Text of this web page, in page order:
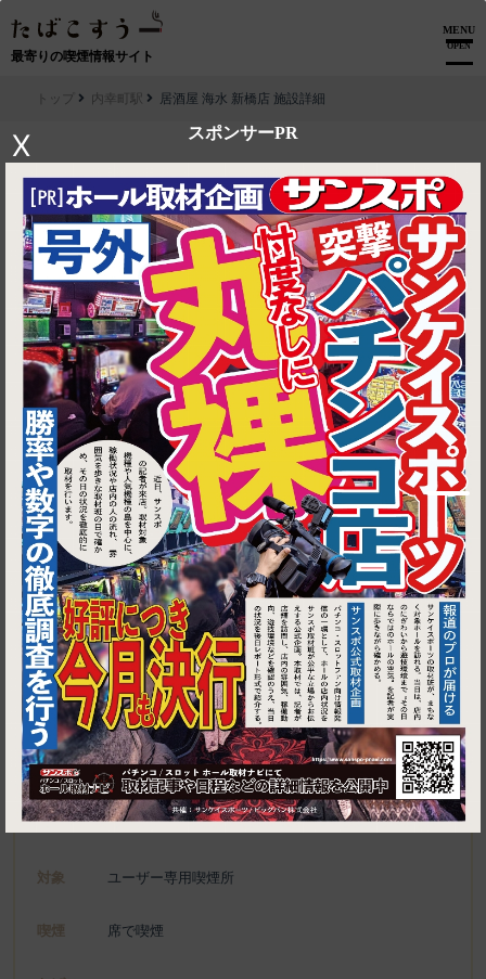
最寄りの喫煙情報サイト
MENU
OPEN
スポンサーPR
X
1
トップ 内幸町駅 居酒屋 海水 新橋店 施設詳細
▶ ルートを見る
内幸町駅│居酒屋 海水 新橋店
東京都港区新橋2-8-16 石田ビル 1F
施設名 居酒屋 海水 新橋店
電話 050-5600-7847
種別 ユーザー専用喫煙所、喫煙可能施設
対象 ユーザー専用喫煙所
喫煙 席で喫煙